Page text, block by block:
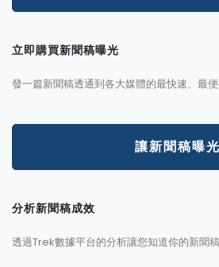
立即購買新聞稿曝光
發一篇新聞稿透通到各大媒體的最快速、最便
讓新聞稿曝光
分析新聞稿成效
透過Trek數據平台的分析讓您知道你的新聞